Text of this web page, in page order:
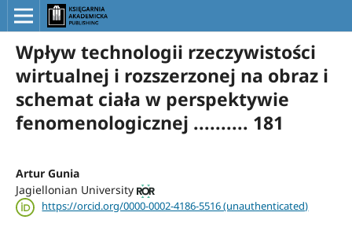
Wpływ technologii rzeczywistości
wirtualnej i rozszerzonej na obraz i
schemat ciała w perspektywie
fenomenologicznej .......... 181
Artur Gunia
Jagiellonian University
https://orcid.org/0000-0002-4186-5516 (unauthenticated)